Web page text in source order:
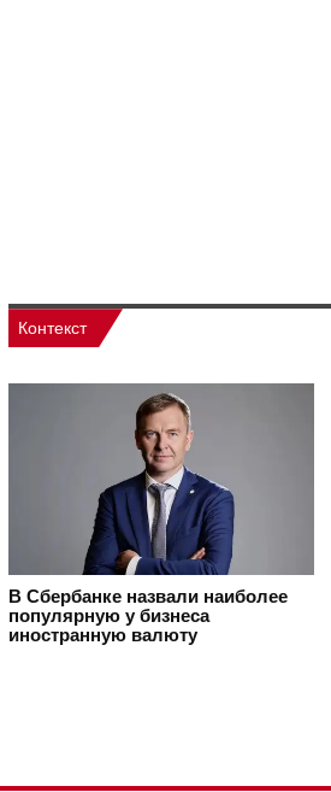
Контекст
В Сбербанке назвали наиболее
популярную у бизнеса
иностранную валюту